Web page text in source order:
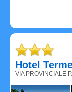
Hotel
VIA PROVINCIALE